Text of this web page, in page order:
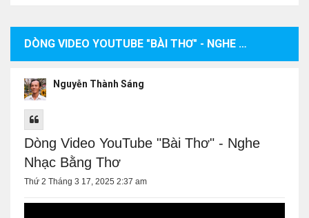
DÒNG VIDEO YOUTUBE "BÀI THƠ" - NGHE NHẠC BẰNG THƠ
Nguyễn Thành Sáng
Dòng Video YouTube "Bài Thơ" - Nghe
Nhạc Bằng Thơ
Thứ 2 Tháng 3 17, 2025 2:37 am